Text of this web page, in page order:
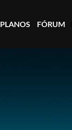
PLANOS FÓRUM